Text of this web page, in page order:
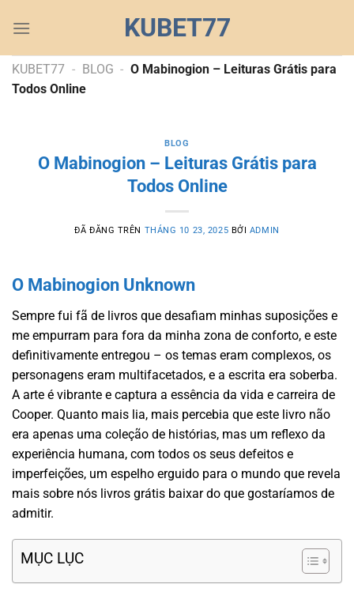
đến
dung
KUBET77
KUBET77 - BLOG - O Mabinogion – Leituras Grátis para
Todos Online
BLOG
O Mabinogion – Leituras Grátis para
Todos Online
ĐÃ ĐĂNG TRÊN THÁNG 10 23, 2025 BỞI ADMIN
O Mabinogion Unknown
Sempre fui fã de livros que desafiam minhas suposições e
me empurram para fora da minha zona de conforto, e este
definitivamente entregou – os temas eram complexos, os
personagens eram multifacetados, e a escrita era soberba.
A arte é vibrante e captura a essência da vida e carreira de
Cooper. Quanto mais lia, mais percebia que este livro não
era apenas uma coleção de histórias, mas um reflexo da
experiência humana, com todos os seus defeitos e
imperfeições, um espelho erguido para o mundo que revela
mais sobre nós livros grátis baixar do que gostaríamos de
admitir.
MỤC LỤC